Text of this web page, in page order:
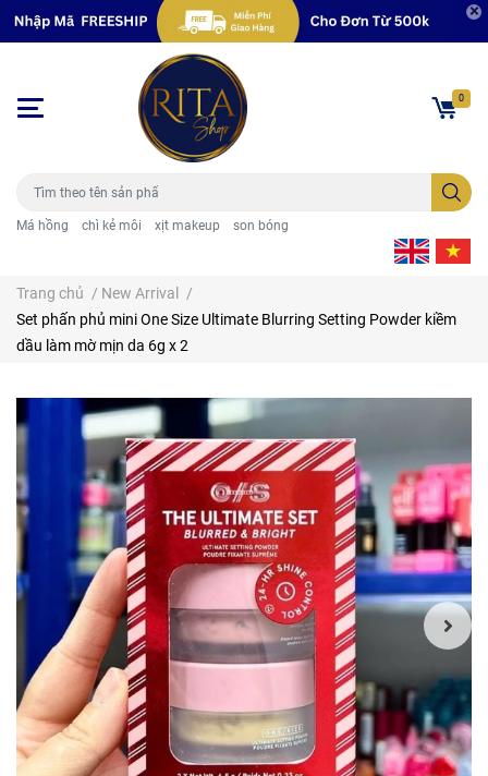
Má hồng chì kẻ môi xịt makeup son bóng
0
Trang chủ / New Arrival
/
Set phấn phủ mini One Size Ultimate Blurring Setting Powder kiềm
dầu làm mờ mịn da 6g x 2